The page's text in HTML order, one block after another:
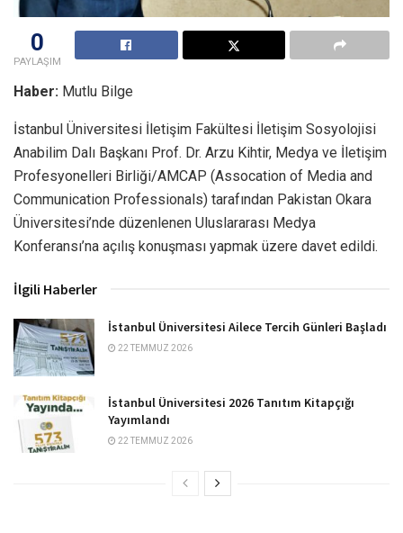
0
PAYLAŞIM
Haber: Mutlu Bilge
İstanbul Üniversitesi İletişim Fakültesi İletişim Sosyolojisi
Anabilim Dalı Başkanı Prof. Dr. Arzu Kihtir, Medya ve İletişim
Profesyonelleri Birliği/AMCAP (Assocation of Media and
Communication Professionals) tarafından Pakistan Okara
Üniversitesi’nde düzenlenen Uluslararası Medya
Konferansı’na açılış konuşması yapmak üzere davet edildi.
İlgili Haberler
İstanbul Üniversitesi Ailece Tercih Günleri Başladı
22 TEMMUZ 2026
İstanbul Üniversitesi 2026 Tanıtım Kitapçığı
Yayımlandı
22 TEMMUZ 2026